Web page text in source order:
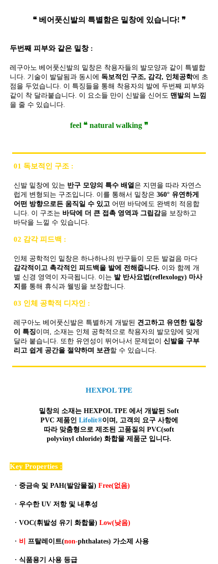
❝ 베어풋신발의 특별함은 밑창에 있습니다! ❞
두번째 피부와 같은 밑창 :
레구아노 베어풋신발의 밑창은 착용자들의 발모양과 같이 특별합
니다. 기술이 발달됨과 동시에 독보적인 구조, 감각, 인체공학에 초
점을 두었습니다. 이 특징들을 통해 착용자의 발에 두번째 피부와
같이 착 달라붙습니다. 이 요소들 만이 신발을 신어도 맨발의 느낌
을 줄 수 있습니다.
feel ❝ natural walking ❞
01 독보적인 구조 :
신발 밑창에 있는 반구 모양의 특수 배열 은 지면을 따라 자연스
럽게 변형되는 구조입니다. 이를 통해서 밑창은 360° 유연하게
어떤 방향으로든 움직일 수 있고 어떤 바닥에도 완벽히 적응합
니다. 이 구조는 바닥에 더 큰 접촉 영역과 그립감을 보장하고
바닥을 느낄 수 있습니다.
02 감각 피드백 :
인체 공학적인 밑창은 하나하나의 반구들이 모든 발걸음 마다
감각적이고 촉각적인 피드백을 발에 전해줍니다. 이와 함께 개
별 신경 영역이 자극됩니다. 이는 발 반사요법(reflexology) 마사
지 를 통해 휴식과 웰빙을 보장합니다.
03 인체 공학적 디자인 :
레구아노 베어풋신발은 특별하게 개발된 견고하고 유연한 밑창
이 특징이며, 소재는 인체 공학적으로 착용자의 발모양에 맞게
달라 붙습니다. 또한 유연성이 뛰어나서 문제없이 신발을 구부
리고 쉽게 공간을 절약하며 보관할 수 있습니다.
HEXPOL TPE
밑창의 소재는 HEXPOL TPE 에서 개발된 Soft
PVC 제품인 Lifolit®이며, 고객의 요구 사항에
따라 맞춤형으로 제조된 고품질 의 PVC(soft
polyvinyl chloride) 화합물 제품군 입니다.
Key Properties :
· 중금속 및 PAH(발암물질) Free(없음)
· 우수한 UV 저항 및 내후성
· VOC(휘발성 유기 화합물) Low(낮음)
· 비 프탈레이트(non-phthalates) 가소제 사용
· 식품용기 사용 등급